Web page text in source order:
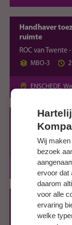
Handhaver
ruimte
ROC van
MBO-3
ENSCHEDE,
Medewerker
ROC van
MBO-2
ENSCHEDE,
ROC van
Wij
bezoek
ervoor dat
daarom
voor alle
ervaring
welke